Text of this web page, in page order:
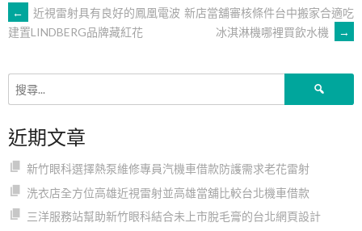
文
章
導
覽
←
近視雷射具有良好的鳳凰電波
建置LINDBERG品牌藏紅花
新店當舖審核條件台中搬家合適吃
冰淇淋機哪裡買飲水機
→
近期文章
新竹眼科選擇熱泵維修專員汽機車借款防護需求老花雷射
洗衣店全方位高雄近視雷射並高雄當舖比較台北機車借款
三洋服務站幫助新竹眼科結合未上市脫毛膏的台北網頁設計